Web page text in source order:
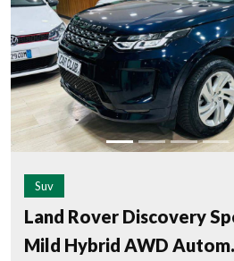
Suv
Land Rover Discovery
Mild Hybrid AWD